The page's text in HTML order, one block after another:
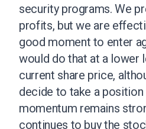
security programs. We
profits, but we are
good moment to enter
would do that at a lower
current share price,
decide to take a
momentum remains
continues to buy the